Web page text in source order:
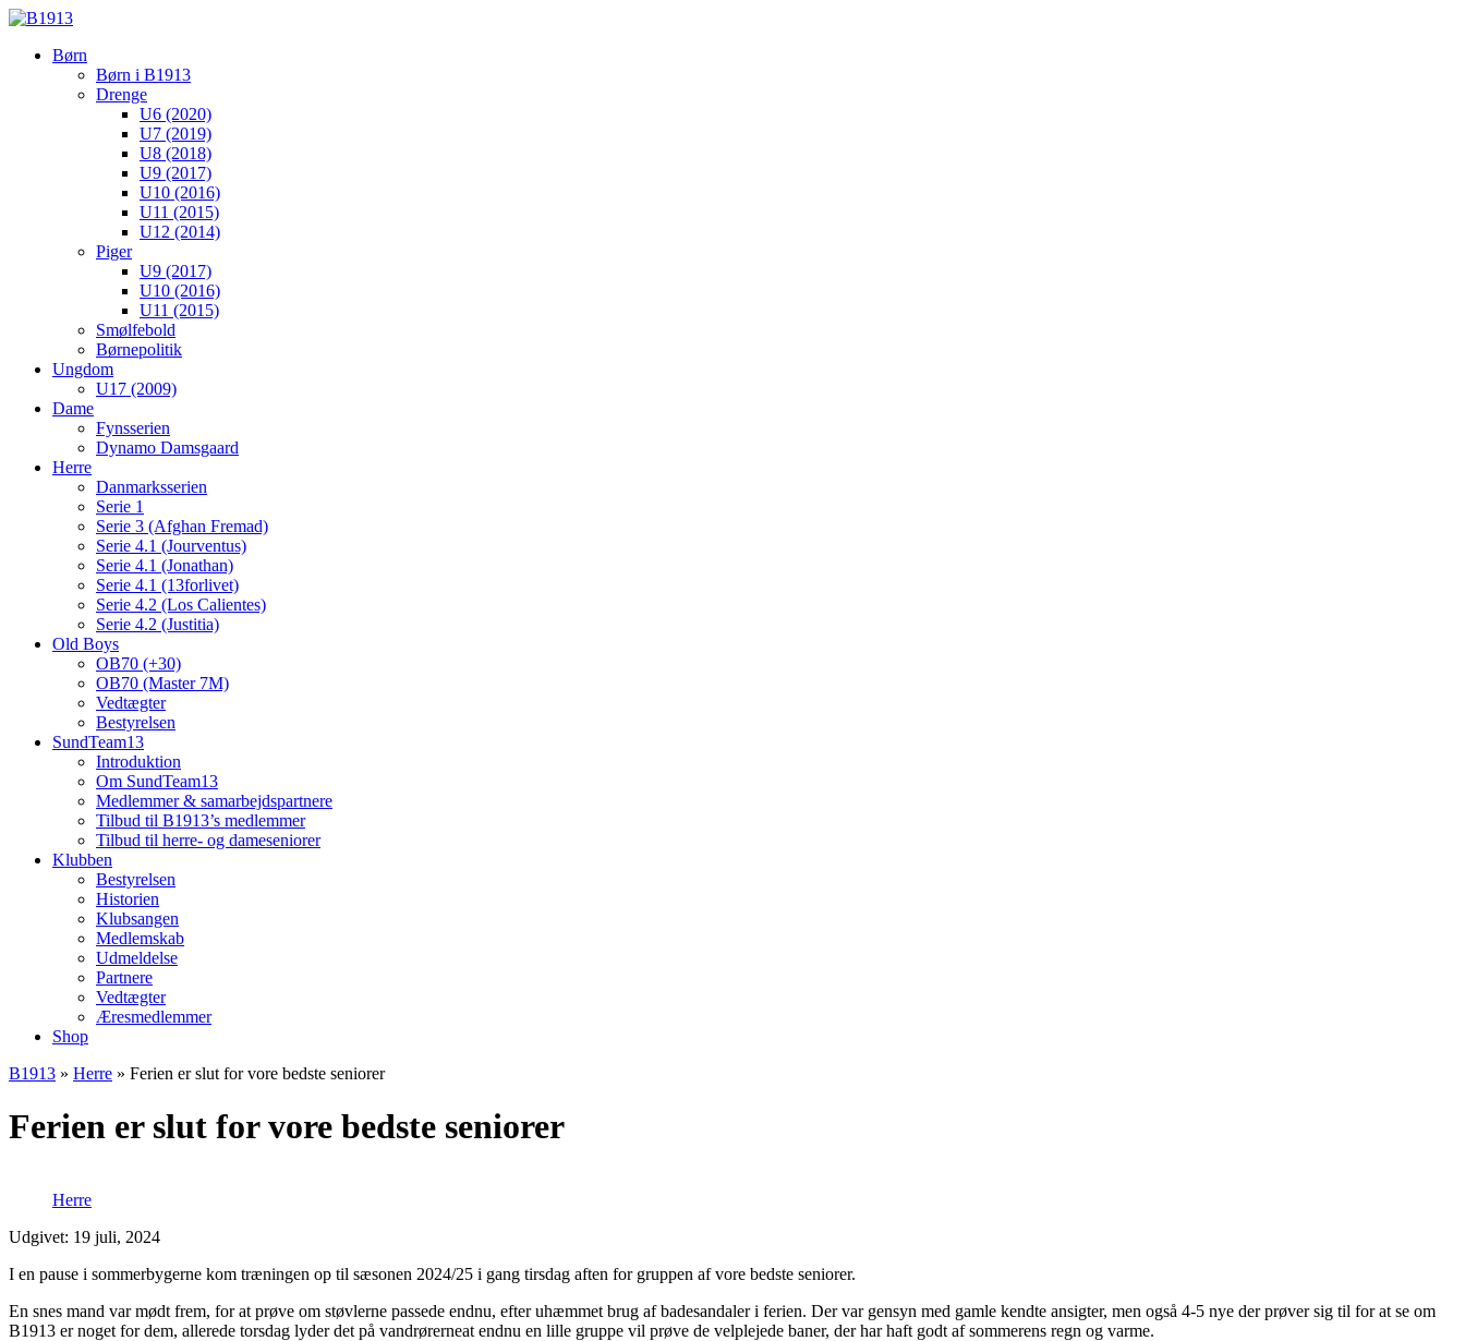
Børn
Børn i B1913
Drenge
U6 (2020)
U7 (2019)
U8 (2018)
U9 (2017)
U10 (2016)
U11 (2015)
U12 (2014)
Piger
U9 (2017)
U10 (2016)
U11 (2015)
Smølfebold
Børnepolitik
Ungdom
U17 (2009)
Dame
Fynsserien
Dynamo Damsgaard
Herre
Danmarksserien
Serie 1
Serie 3 (Afghan Fremad)
Serie 4.1 (Jourventus)
Serie 4.1 (Jonathan)
Serie 4.1 (13forlivet)
Serie 4.2 (Los Calientes)
Serie 4.2 (Justitia)
Old Boys
OB70 (+30)
OB70 (Master 7M)
Vedtægter
Bestyrelsen
SundTeam13
Introduktion
Om SundTeam13
Medlemmer & samarbejdspartnere
Tilbud til B1913’s medlemmer
Tilbud til herre- og dameseniorer
Klubben
Bestyrelsen
Historien
Klubsangen
Medlemskab
Udmeldelse
Partnere
Vedtægter
Æresmedlemmer
Shop
B1913 » Herre » Ferien er slut for vore bedste seniorer
Ferien er slut for vore bedste seniorer
Herre
Udgivet: 19 juli, 2024
I en pause i sommerbygerne kom træningen op til sæsonen 2024/25 i gang tirsdag aften for gruppen af vore bedste seniorer.
En snes mand var mødt frem, for at prøve om støvlerne passede endnu, efter uhæmmet brug af badesandaler i ferien. Der var gensyn med gamle kendte ansigter, men også 4-5 nye der prøver sig til for at se om
B1913 er noget for dem, allerede torsdag lyder det på vandrørerneat endnu en lille gruppe vil prøve de velplejede baner, der har haft godt af sommerens regn og varme.